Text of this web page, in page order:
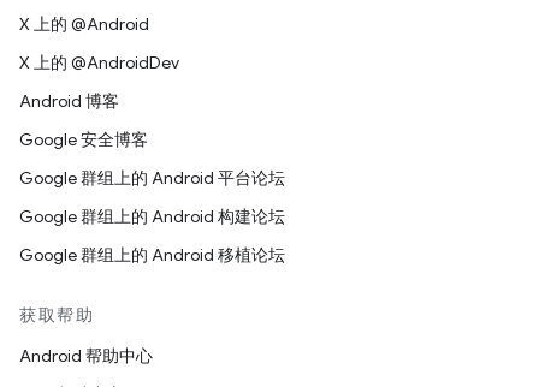
X 上的 @Android
X 上的 @AndroidDev
Android 博客
Google 安全博客
Google 群组上的 Android 平台论坛
Google 群组上的 Android 构建论坛
Google 群组上的 Android 移植论坛
获取帮助
Android 帮助中心